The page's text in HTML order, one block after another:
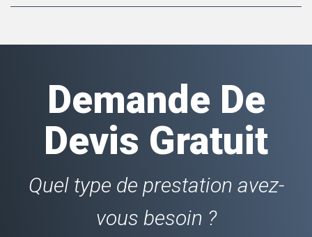
Demande De
Devis Gratuit
Quel type de prestation avez-
vous besoin ?